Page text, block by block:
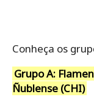
Conheça os
Grupo A:
Ñublense (CHI)